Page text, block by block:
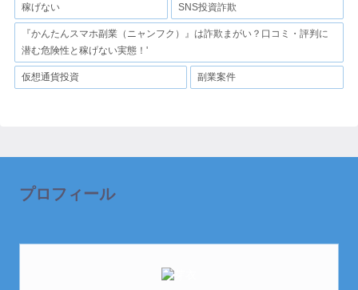
稼げない SNS投資詐欺
『かんたんスマホ副業（ニャンフク）』は詐欺まがい？口コミ・評判に
潜む危険性と稼げない実態！'
仮想通貨投資 副業案件
プロフィール